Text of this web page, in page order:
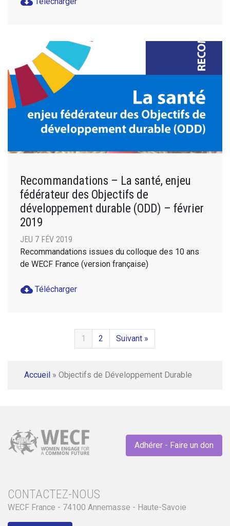
Recommandations – La santé, enjeu
fédérateur des Objectifs de
développement durable (ODD) – février
2019
JEU 7 FÉV 2019
Recommandations issues du colloque des 10 ans
de WECF France (version française)
cloud_download Télécharger
1 2 Suivant »
Accueil » Objectifs de Développement Durable
Adhérer - Faire un don
CONTACTEZ-NOUS
WECF France - 74100 Annemasse - Haute-Savoie